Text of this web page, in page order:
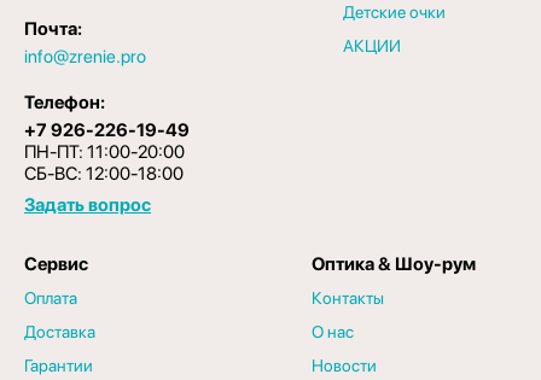
Почта:
info@zrenie.pro
Телефон:
+7 926-226-19-49
ПН-ПТ: 11:00-20:00
СБ-ВС: 12:00-18:00
Задать вопрос
Детские очки
АКЦИИ
Сервис
Оплата
Доставка
Гарантии
Оптика & Шоу-рум
Контакты
О нас
Новости